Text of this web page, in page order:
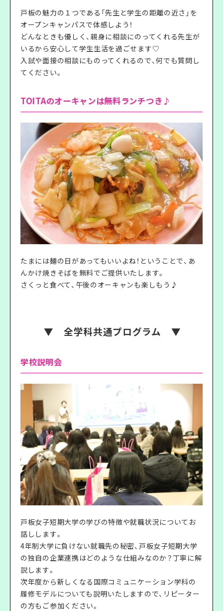
戸板の魅力の１つである「先生と学生の距離の近さ」を
オープンキャンパスで体感しよう！
どんなときも優しく、親身に相談にのってくれる先生が
いるから安心して学生生活を過ごせます♡
入試や面接の相談にものってくれるので、何でも質問し
てください。
TOITAのオーキャンは無料ランチつき♪
たまには麺の日があってもいいよね！ということで、あ
んかけ焼きそばを無料でご提供いたします。
さくっと食べて、午後のオーキャンも楽しもう♪
▼ 全学科共通プログラム ▼
学校説明会
戸板女子短期大学の学びの特徴や就職状況についてお
話しします。
4年制大学に負けない就職先の秘密、戸板女子短期大学
の独自の企業連携はどのような仕組みなのか？丁寧に解
説します。
次年度から新しくなる国際コミュニケーション学科の
履修モデルについても説明いたしますので、リピーター
の方もご参加ください。